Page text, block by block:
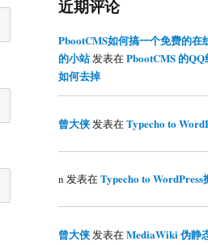
近期评论
PbootCMS如何搞一个免费的在
的小站发表在PbootCMS 的
如何去掉
曾大侠发表在Typecho to
n 发表在Typecho to WordPress
曾大侠发表在MediaWiki 伪静